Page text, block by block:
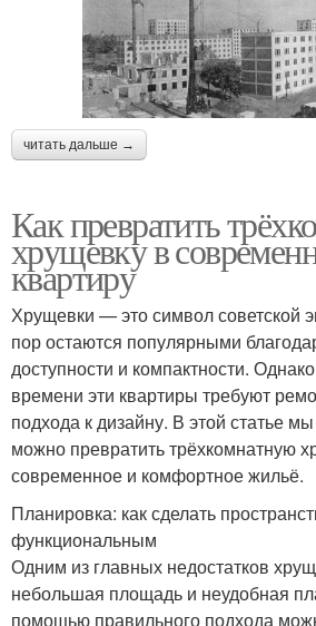
читать дальше →
Как превратить
хрущевку в
квартиру
Хрущевки — это символ советской
пор остаются популярными
доступности и компактности.
времени эти квартиры требуют
подхода к дизайну. В этой статье
можно превратить трёхкомнатную
современное и комфортное жильё.
Планировка: как сделать
функциональным
Одним из главных недостатков
небольшая площадь и неудобная
помощью правильного подхода